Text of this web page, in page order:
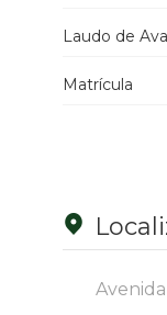
Laudo de
Matrícula